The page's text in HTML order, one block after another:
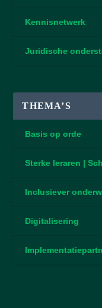
Kennisnetwerk
Juridische
THEMA’S
Basis op orde
Sterke leraren |
Inclusiever
Digitalisering